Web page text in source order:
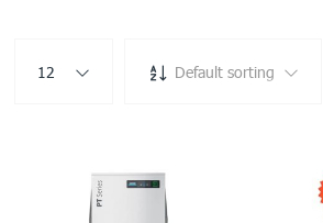
12 Default sorting